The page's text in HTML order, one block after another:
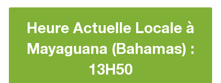
Heure Actuelle Locale à
Mayaguana (Bahamas) :
13H50